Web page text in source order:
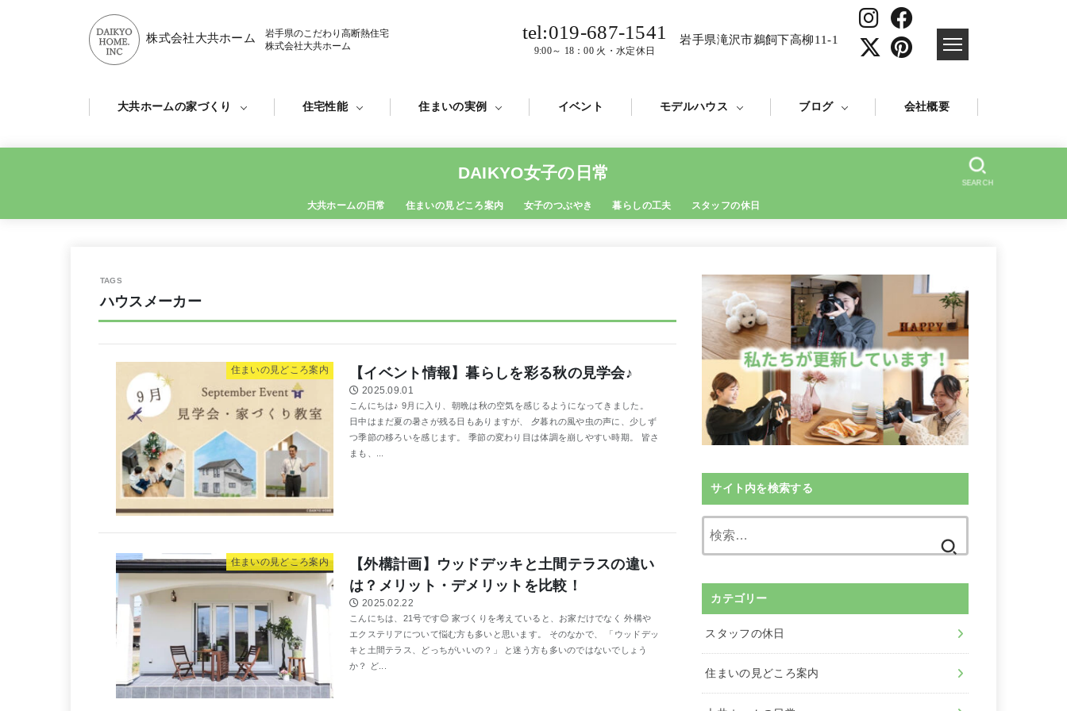
株式会社大共ホーム
岩手県のこだわり高断熱住宅
株式会社大共ホーム
tel:019-687-1541
9:00～ 18：00 火・水定休日
岩手県滝沢市鵜飼下高柳11-1
大共ホームの家づくり 住宅性能 住まいの実例 イベント モデルハウス ブログ 会社概要
DAIKYO女子の日常
⼤共ホームの⽇常 住まいの⾒どころ案内 ⼥⼦のつぶやき 暮らしの⼯夫 スタッフの休⽇
SEARCH
ハウスメーカー
住まいの⾒どころ案内 【イベント情報】暮らしを彩る秋の見学会♪
2025.09.01
こんにちは♪ 9月に入り、朝晩は秋の空気を感じるようになってきました。
日中はまだ夏の暑さが残る日もありますが、 夕暮れの風や虫の声に、少しず
つ季節の移ろいを感じます。 季節の変わり目は体調を崩しやすい時期。 皆さ
まも、...
住まいの⾒どころ案内
【外構計画】ウッドデッキと土間テラスの違い
は？メリット・デメリットを比較！
2025.02.22
こんにちは、21号です😊 家づくりを考えていると、お家だけでなく 外構や
エクステリアについて悩む方も多いと思います。 そのなかで、 「ウッドデッ
キと土間テラス、どっちがいいの？」 と迷う方も多いのではないでしょう
か？ ど...
サイト内を検索する
カテゴリー
スタッフの休⽇
住まいの⾒どころ案内